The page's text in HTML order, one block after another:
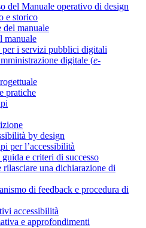
del Manuale operativo di design
e storico
del manuale
manuale
per i servizi pubblici digitali
digitale (e-
pratiche
by design
per l’accessibilità
e criteri di successo
rilasciare una dichiarazione di
di feedback e procedura di
accessibilità
e approfondimenti